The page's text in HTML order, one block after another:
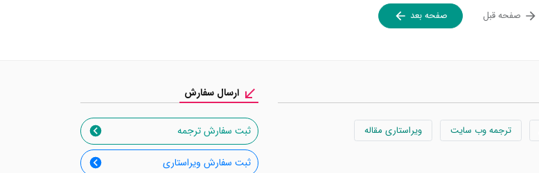
صفحه قبل صفحه بعد
ترجمه وب سایت
ویراستاری مقاله
ارسال سفارش
ثبت سفارش ترجمه
ثبت سفارش ویراستاری